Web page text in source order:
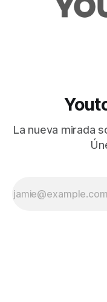
La nueva mirada